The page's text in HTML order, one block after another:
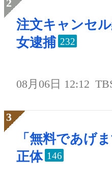
注文キャンセル
女逮捕 232
08月06日 12:12
「無料であげ
正体 146